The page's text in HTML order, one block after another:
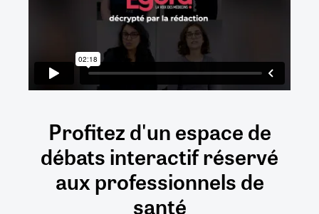
Profitez d'un espace de
débatsinteractifréservé
auxprofessionnels de
santé